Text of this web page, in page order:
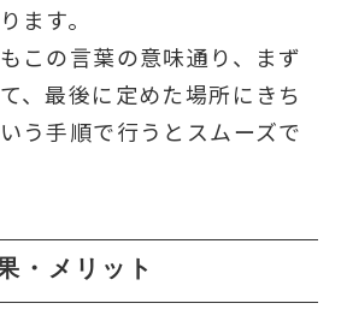
ます。
この言葉の意味通り、まず
、最後に定めた場所にきち
う手順で行うとスムーズで
・メリット